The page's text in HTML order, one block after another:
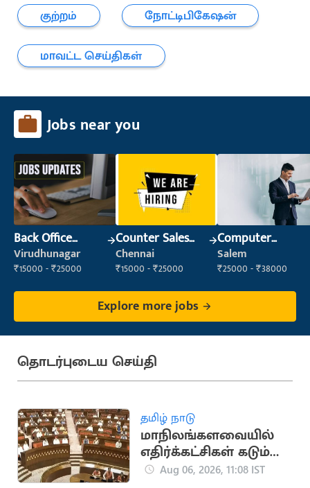
குற்றம்
நோட்டிபிகேஷன்
மாவட்ட செய்திகள்
Jobs near you
Back Office
Executive
(Administration)
Virudhunagar
₹15000 - ₹25000
Counter Sales
Executive (Retail
Sales)
Chennai
₹15000 - ₹25000
Computer
Operator
Salem
₹25000 - ₹38000
Explore more jobs
தொடர்புடைய செய்தி
தமிழ் நாடு
மாநிலங்களவையில்
எதிர்க்கட்சிகள் கடும்
அமளியால் அவை
Aug 06, 2026, 11:08 IST